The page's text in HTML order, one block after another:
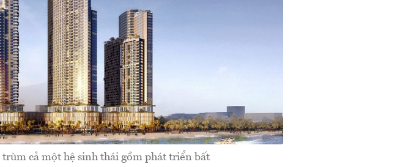
cả một hệ sinh thái gồm phát triển bất